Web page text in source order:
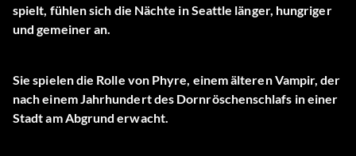
spielt, fühlen sich die Nächte in Seattle länger, hungriger
und gemeiner an.
Sie spielen die Rolle von Phyre, einem älteren Vampir, der
nach einem Jahrhundert des Dornröschenschlafs in einer
Stadt am Abgrund erwacht.